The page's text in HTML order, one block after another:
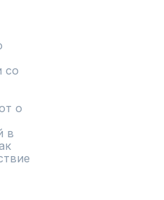
со
о
в